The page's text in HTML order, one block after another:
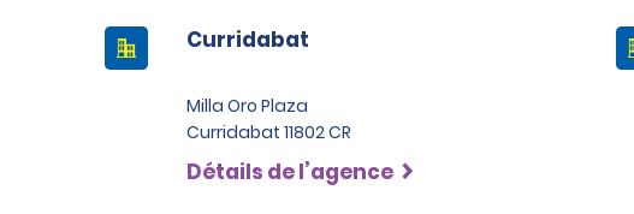
Curridabat
Milla Oro Plaza
Curridabat 11802 CR
Détails de l’agence